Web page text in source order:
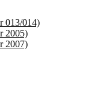
013/014)
2005)
2007)